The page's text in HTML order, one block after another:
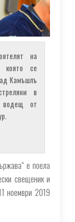
на
която се
Камъшлъ
в
водещ от
е поела
свещеник и
ноември 2019